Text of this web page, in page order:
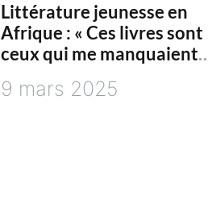
Littérature jeunesse en
Afrique : « Ces livres sont
ceux qui me manquaient
9 mars 2025